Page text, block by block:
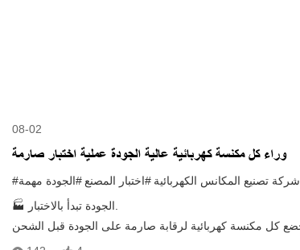
08-02
وراء كل مكنسة كهربائية عالية الجودة عملية اختبار صارمة
#شركة تصنيع المكانس الكهربائية #اختبار المصنع#الجودة مهمة
🏭 الجودة تبدأ بالاختبار.
✅ اختبار الطاقة ✅ اختبار شفط الفراغ ✅ فحص الأداء